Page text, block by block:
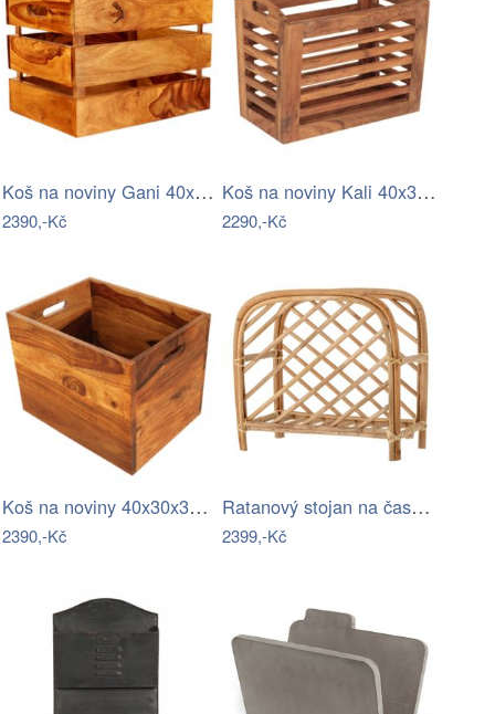
Koš na noviny Gani 40x30x30 z indického…
2390,-Kč
Koš na noviny Kali 40x35x25 z masivu…
2290,-Kč
Koš na noviny 40x30x30 Gani z indického…
2390,-Kč
Ratanový stojan na časopisy Baker –…
2399,-Kč